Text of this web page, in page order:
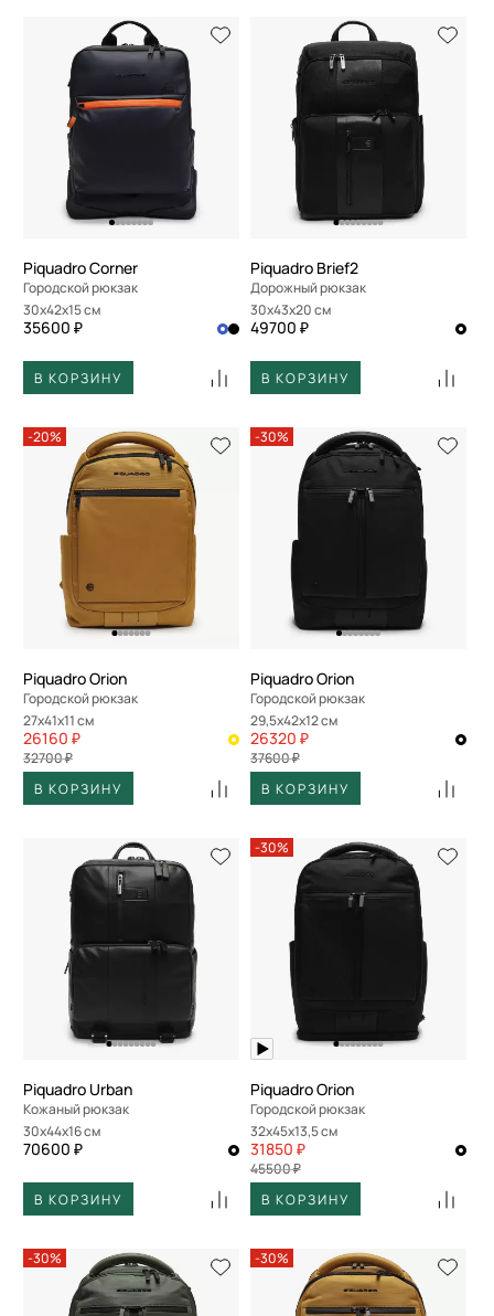
Piquadro Corner
Городской рюкзак
30x42x15 см
35600 ₽
В КОРЗИНУ
Piquadro Brief2
Дорожный рюкзак
30x43x20 см
49700 ₽
В КОРЗИНУ
-20%
Piquadro Orion
Городской рюкзак
27x41x11 см
26160 ₽
32700 ₽
В КОРЗИНУ
-30%
Piquadro Orion
Городской рюкзак
29,5x42x12 см
26320 ₽
37600 ₽
В КОРЗИНУ
Piquadro Urban
Кожаный рюкзак
30x44x16 см
70600 ₽
В КОРЗИНУ
-30%
Piquadro Orion
Городской рюкзак
32x45x13,5 см
31850 ₽
45500 ₽
В КОРЗИНУ
-30% -30%